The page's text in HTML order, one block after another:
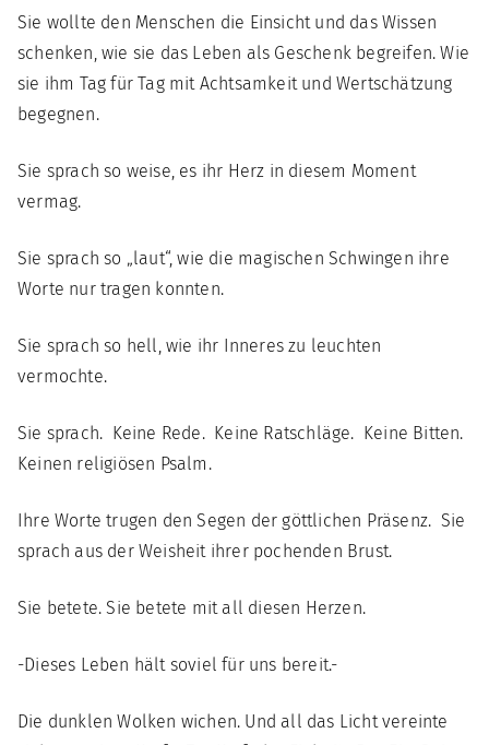
Sie wollte den Menschen die Einsicht und das Wissen
schenken, wie sie das Leben als Geschenk begreifen. Wie
sie ihm Tag für Tag mit Achtsamkeit und Wertschätzung
begegnen.
Sie sprach so weise, es ihr Herz in diesem Moment
vermag.
Sie sprach so „laut“, wie die magischen Schwingen ihre
Worte nur tragen konnten.
Sie sprach so hell, wie ihr Inneres zu leuchten
vermochte.
Sie sprach. Keine Rede. Keine Ratschläge. Keine Bitten.
Keinen religiösen Psalm.
Ihre Worte trugen den Segen der göttlichen Präsenz. Sie
sprach aus der Weisheit ihrer pochenden Brust.
Sie betete. Sie betete mit all diesen Herzen.
-Dieses Leben hält soviel für uns bereit.-
Die dunklen Wolken wichen. Und all das Licht vereinte